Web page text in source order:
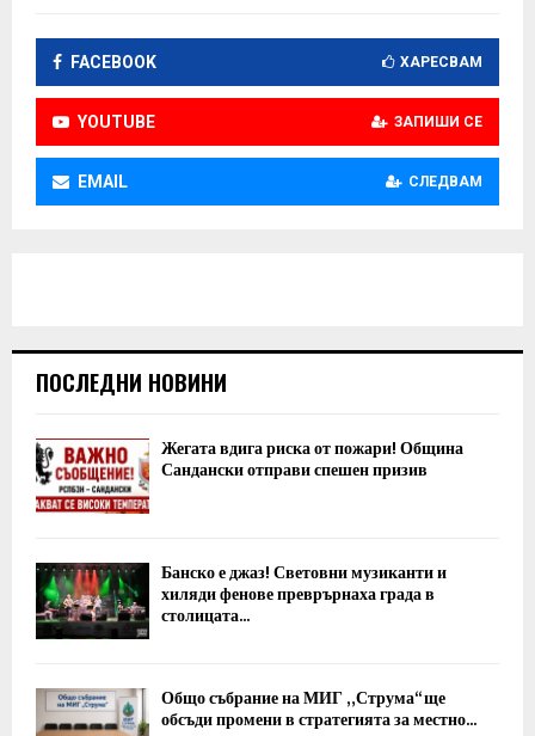
FACEBOOK ХАРЕСВАМ
YOUTUBE ЗАПИШИ СЕ
EMAIL СЛЕДВАМ
ПОСЛЕДНИ НОВИНИ
Жегата вдига риска от пожари! Община
Сандански отправи спешен призив
Банско е джаз! Световни музиканти и
хиляди фенове преврърнаха града в
столицата...
Общо събрание на МИГ „Струма“ ще
обсъди промени в стратегията за местно...